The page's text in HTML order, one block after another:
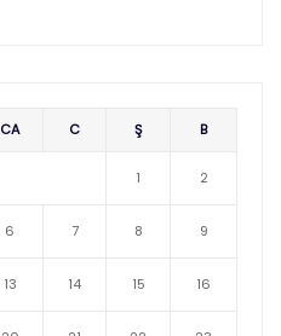
CA C Ş B
1 2
6 7 8 9
13 14 15 16